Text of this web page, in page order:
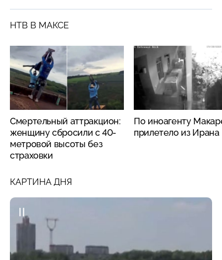
НТВ В МАКСЕ
Смертельный аттракцион:
женщину сбросили с 40-
метровой высоты без
страховки
По иноагенту
прилетело из Ирана
КАРТИНА ДНЯ